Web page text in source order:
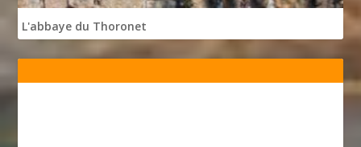
L'abbaye du Thoronet